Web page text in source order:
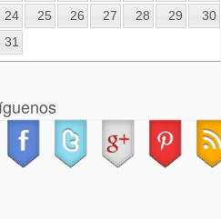
24 25 26 27 28 29
30
31